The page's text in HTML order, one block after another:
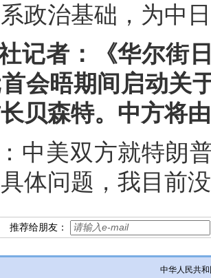
政治基础，为中
记者：《华尔街
会晤期间启动关
贝森特。中方将
中美双方就特朗
体问题，我目前
推荐给朋友：
中华人民共